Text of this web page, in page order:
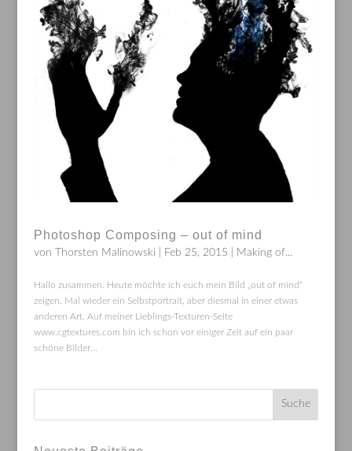
Photoshop Composing – out of mind
von Thorsten Malinowski Feb 25, 2015 Making of...
Hallo zusammen. Heute möchte ich euch mein Bild „out of mind“
zeigen. Mal wieder ein Selbstportrait, aber diesmal in einer etwas
anderen Art. Auf meiner Lieblings-Texturen-Seite
www.cgtextures.com bin ich schon vor einiger Zeit auf ein paar
schöne Bilder...